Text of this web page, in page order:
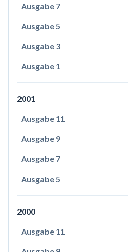
Ausgabe 7
Ausgabe 5
Ausgabe 3
Ausgabe 1
2001
Ausgabe 11
Ausgabe 9
Ausgabe 7
Ausgabe 5
2000
Ausgabe 11